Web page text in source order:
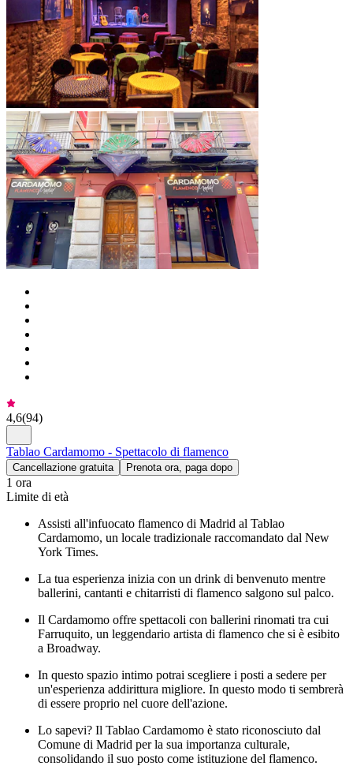
4,6(94)
Tablao Cardamomo - Spettacolo di flamenco
Cancellazione gratuita Prenota ora, paga dopo
1 ora
Limite di età
Assisti all'infuocato flamenco di Madrid al Tablao
Cardamomo, un locale tradizionale raccomandato dal New
York Times.
La tua esperienza inizia con un drink di benvenuto mentre
ballerini, cantanti e chitarristi di flamenco salgono sul palco.
Il Cardamomo offre spettacoli con ballerini rinomati tra cui
Farruquito, un leggendario artista di flamenco che si è esibito
a Broadway.
In questo spazio intimo potrai scegliere i posti a sedere per
un'esperienza addirittura migliore. In questo modo ti sembrerà
di essere proprio nel cuore dell'azione.
Lo sapevi? Il Tablao Cardamomo è stato riconosciuto dal
Comune di Madrid per la sua importanza culturale,
consolidando il suo posto come istituzione del flamenco.